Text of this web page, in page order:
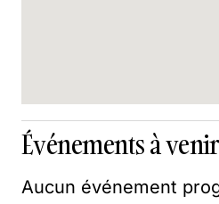
Événements à venir
Aucun événement